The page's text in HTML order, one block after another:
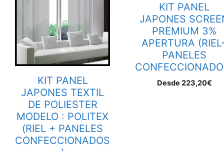
KIT PANEL
JAPONES TEXTIL
DE POLIESTER
MODELO : POLITEX
(RIEL + PANELES
CONFECCIONADOS
variantes.
Las
opciones
se
pueden
elegir
la
página
de
KIT PANEL
JAPONES
PREMIUM 3%
APERTURA
PANELES
Desde 223,20€
múltiples
variantes.
Las
opciones
se